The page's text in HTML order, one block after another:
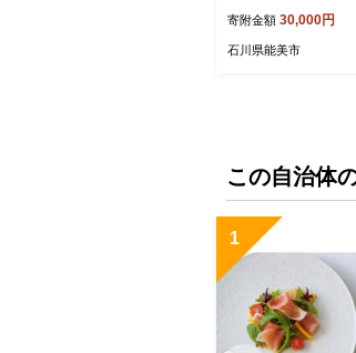
寄附金額 30,000円
石川県能美市
この自治体
1